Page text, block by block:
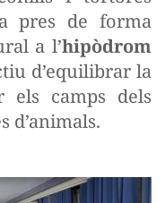
pres de forma
a l’hipòdrom
d’equilibrar la
camps dels
d’animals.